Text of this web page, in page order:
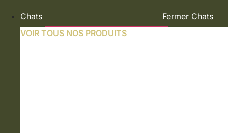
Chats
Fermer Chats
VOIR TOUS NOS PRODUITS